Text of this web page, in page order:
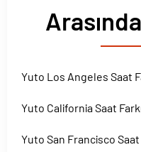
Yuto Los Angeles Saat
Yuto California Saat
Yuto San Francisco Saat